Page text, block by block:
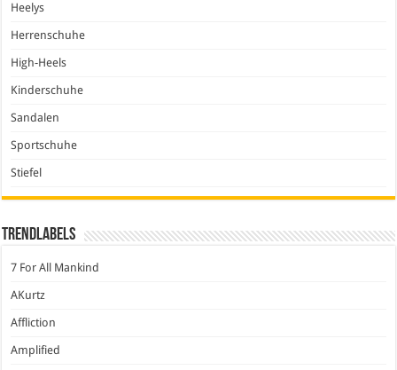
Heelys
Herrenschuhe
High-Heels
Kinderschuhe
Sandalen
Sportschuhe
Stiefel
Trendlabels
7 For All Mankind
AKurtz
Affliction
Amplified